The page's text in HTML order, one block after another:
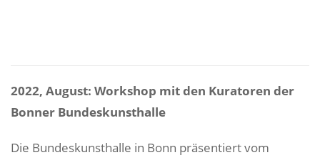
2022, August: Workshop mit den Kuratoren der
Bonner Bundeskunsthalle
Die Bundeskunsthalle in Bonn präsentiert vom